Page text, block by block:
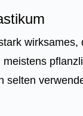
wirksames,
meistens
selten